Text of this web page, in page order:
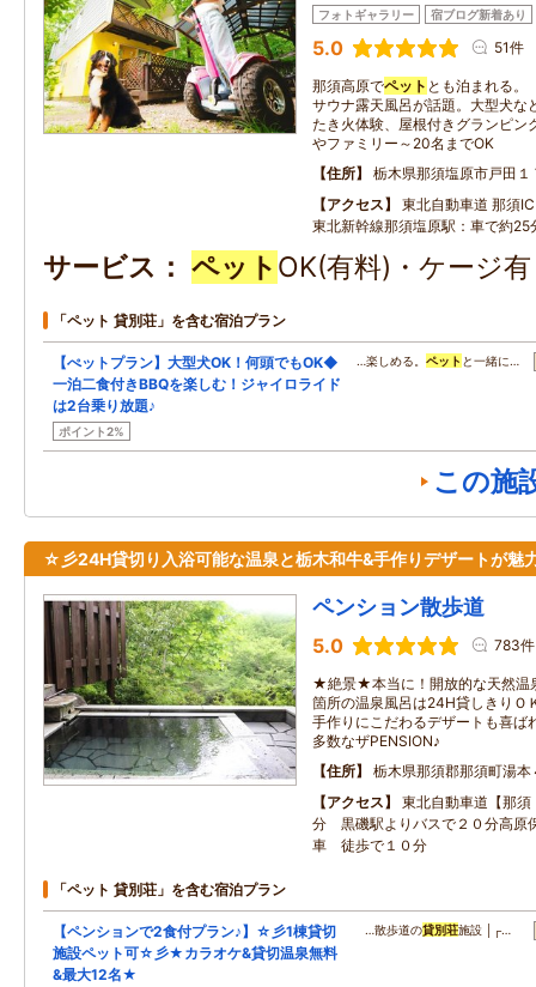
フォトギャラリー 宿ブログ新着あり
5.0 51件
那須高原でペット とも泊まれる。
サウナ露天風呂が話題。大型犬な
たき火体験、屋根付きグランピン
やファミリー～20名までOK
住所
栃木県那須塩原市戸田１
アクセス
東北自動車道 那須
東北新幹線那須塩原駅：車で約25
サービス ペット OK(有料)・ケージ
「ペット 貸別荘」を含む宿泊プラン
【ぺットプラン】大型犬OK！何頭でもOK◆
一泊二食付きBBQを楽しむ！ジャイロライド
は2台乗り放題♪
ポイント2%
…楽しめる。 ペット と一緒に…
この施
☆彡24H貸切り入浴可能な温泉と栃木和牛&手作りデザートが魅
ペンション散歩道
5.0 783件
★絶景★本当に！開放的な天然温
箇所の温泉風呂は24H貸しきりＯ
手作りにこだわるデザートも喜ば
多数なザPENSION♪
住所
栃木県那須郡那須町湯本
アクセス
東北自動車道【那
分 黒磯駅よりバスで２０分高原
車 徒歩で１０分
「ペット 貸別荘」を含む宿泊プラン
【ペンションで2食付プラン♪】☆彡1棟貸切
施設ペット可☆彡★カラオケ&貸切温泉無料
&最大12名★
…散歩道の貸別荘施設 │┌…